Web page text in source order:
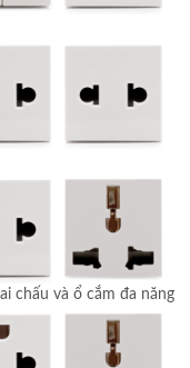
chấu và ổ cắm đa năng